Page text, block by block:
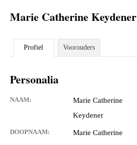
Marie Catherine Keydener
Profiel Voorouders
Personalia
NAAM:
Marie Catherine
Keydener
DOOPNAAM: Marie Catherine